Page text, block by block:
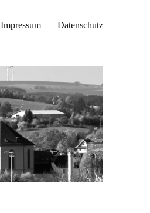
Impressum Datenschutz